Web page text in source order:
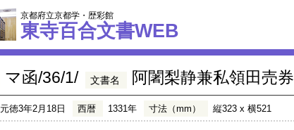
京都府立京都学・歴彩館
東寺百合文書WEB
マ函/36/1/ 文書名 阿闍梨静兼私領田売券
元徳3年2月18日 西暦 1331年 寸法（mm） 縦323 x 横521